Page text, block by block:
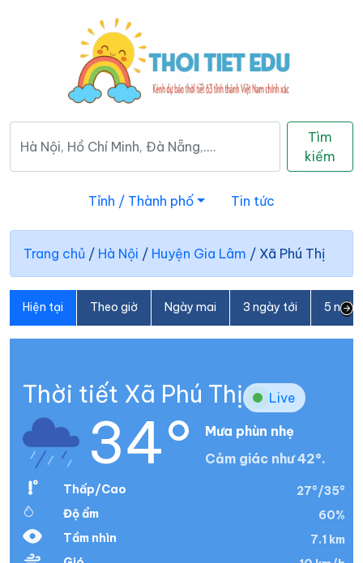
Tìm
kiếm
Tỉnh / Thành phố Tin tức
Trang chủ / Hà Nội / Huyện Gia Lâm / Xã Phú Thị
Hiện tại Theo giờ Ngày mai 3 ngày tới 5
Thời tiết Xã Phú Thị Live
34°
Mưa phùn nhẹ
Cảm giác như 42°.
Thấp/Cao
27°/35°
Độ ẩm
60%
Tầm nhìn
7.1 km